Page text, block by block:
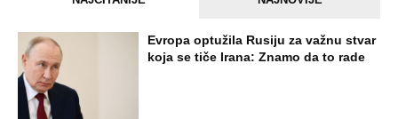
Evropa optužila Rusiju za važnu stvar
koja se tiče Irana: Znamo da to rade